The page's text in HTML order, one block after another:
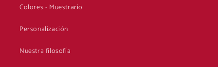
Colores - Muestrario
Personalización
Nuestra filosofía